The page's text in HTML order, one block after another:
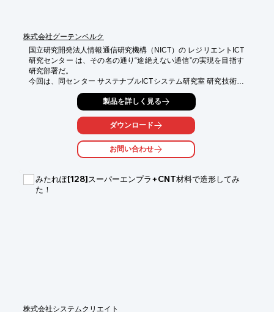
株式会社グーテンベルク
国立研究開発法人情報通信研究機構（NICT）の レジリエントICT
研究センター は、その名の通り“途絶えない通信”の実現を目指す
研究部署だ。
今回は、同センター サステナブルICTシステム研究室 研究技術員
佐藤 剛至 氏と、NICTの試作を支える立場である業務企画部 電波
利用管理・ものづくり室 ものづくりグループ 主査　木戸 耕太 氏
に研究現場の実態とプロトタイピングの重要性について伺った。
https://gutenberg.co.jp/case-studies/g-zero-l1-nict
製品を詳しく見る
ダウンロード
お問い合わせ
みたれぽ[128]スーパーエンプラ+CNT材料で造形してみ
た！
株式会社システムクリエイト